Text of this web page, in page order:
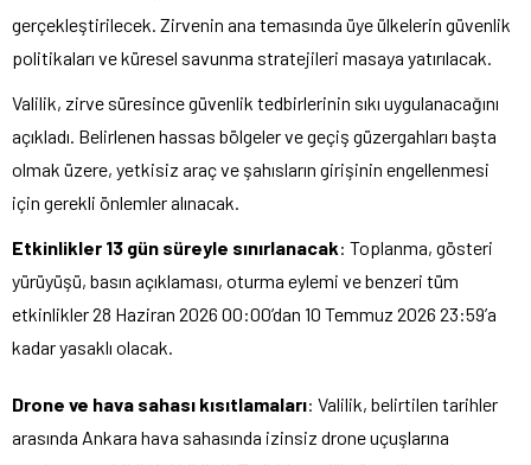
gerçekleştirilecek. Zirvenin ana temasında üye ülkelerin güvenlik
politikaları ve küresel savunma stratejileri masaya yatırılacak.
Valilik, zirve süresince güvenlik tedbirlerinin sıkı uygulanacağını
açıkladı. Belirlenen hassas bölgeler ve geçiş güzergahları başta
olmak üzere, yetkisiz araç ve şahısların girişinin engellenmesi
için gerekli önlemler alınacak.
Etkinlikler 13 gün süreyle sınırlanacak: Toplanma, gösteri
yürüyüşü, basın açıklaması, oturma eylemi ve benzeri tüm
etkinlikler 28 Haziran 2026 00:00’dan 10 Temmuz 2026 23:59’a
kadar yasaklı olacak.
Drone ve hava sahası kısıtlamaları: Valilik, belirtilen tarihler
arasında Ankara hava sahasında izinsiz drone uçuşlarına